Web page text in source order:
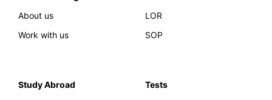
About us
Work with us
LOR
SOP
Study Abroad
Tests